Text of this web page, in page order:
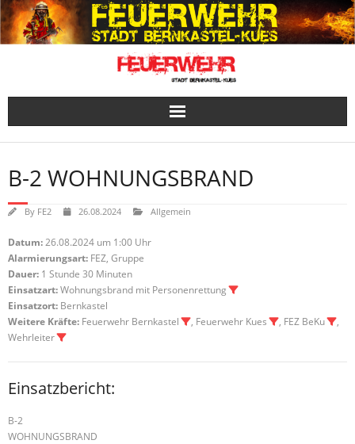
Skip
to
content
B-2 WOHNUNGSBRAND
By FE2 26.08.2024 Allgemein
Datum:26.08.2024 um 1:00 Uhr
Alarmierungsart: FEZ, Gruppe
Dauer: 1 Stunde 30 Minuten
Einsatzart:Wohnungsbrand mit Personenrettung
Einsatzort: Bernkastel
Weitere Kräfte: Feuerwehr Bernkastel , Feuerwehr Kues , FEZ BeKu
,
Wehrleiter
Einsatzbericht:
B-2
WOHNUNGSBRAND